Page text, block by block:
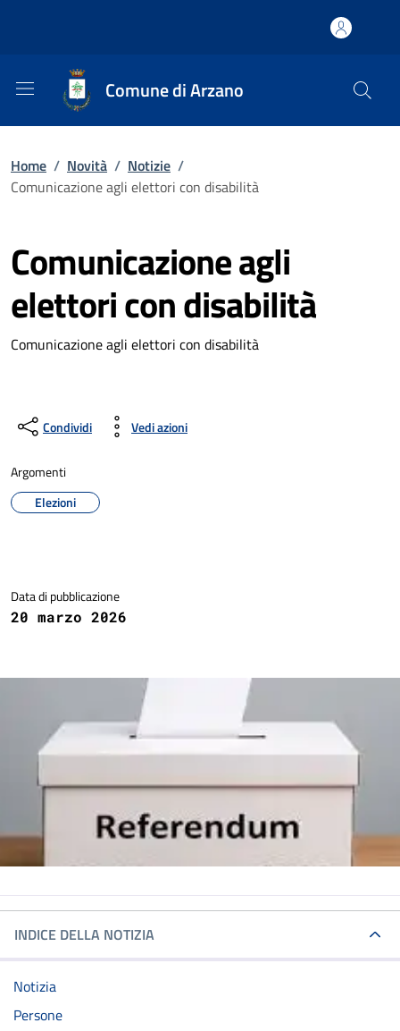
Comune di Arzano
Home / Novità / Notizie /
Comunicazione agli elettori con disabilità
Comunicazione agli
elettori con disabilità
Comunicazione agli elettori con disabilità
Condividi Vedi azioni
Argomenti
Elezioni
Data di pubblicazione
20 marzo 2026
INDICE DELLA NOTIZIA
Notizia
Persone